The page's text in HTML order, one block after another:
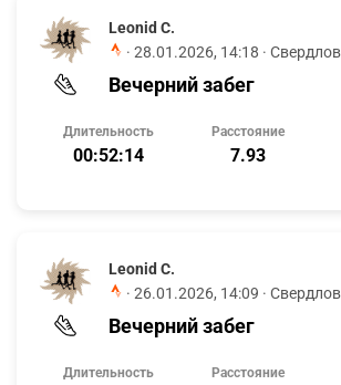
Leonid C.
· 28.01.2026, 14:18 ·
Вечерний забег
Длительность
00:52:14
Расстояние
7.93
Leonid C.
· 26.01.2026, 14:09 ·
Вечерний забег
Длительность Расстояние